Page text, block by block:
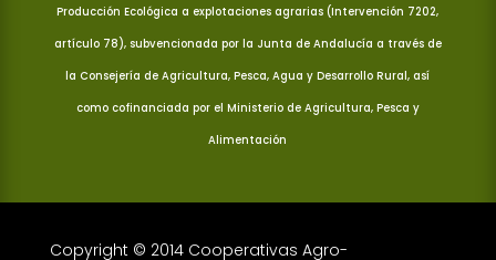
Producción Ecológica a explotaciones agrarias (Intervención 7202,
artículo 78), subvencionada por la Junta de Andalucía a través de
la Consejería de Agricultura, Pesca, Agua y Desarrollo Rural, así
como cofinanciada por el Ministerio de Agricultura, Pesca y
Alimentación
Copyright © 2014 Cooperativas Agro-